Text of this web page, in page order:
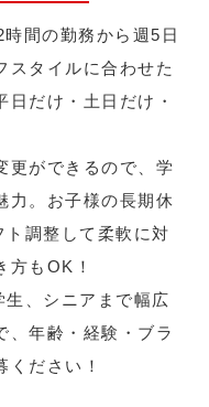
間の勤務から週5日
スタイルに合わせた
だけ・土日だけ・
更ができるので、学
力。お子様の長期休
調整して柔軟に対
方もOK！
、シニアまで幅広
、年齢・経験・ブラ
ください！